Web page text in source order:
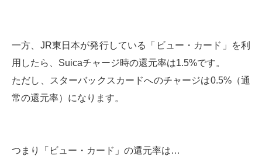
一方、JR東日本が発行している「ビュー・カード」を利
用したら、Suicaチャージ時の還元率は1.5%です。
ただし、スターバックスカードへのチャージは0.5%（通
常の還元率）になります。
つまり「ビュー・カード」の還元率は…